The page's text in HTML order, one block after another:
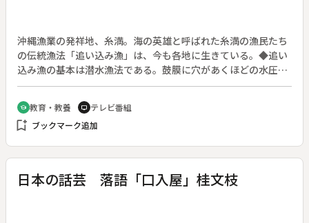
沖縄漁業の発祥地、糸満。海の英雄と呼ばれた糸満の漁民たち
の伝統漁法「追い込み漁」は、今も各地に生きている。◆追い
込み漁の基本は潜水漁法である。鼓膜に穴があくほどの水圧の
中で素もぐりで魚を追い込む役は、年期奉公の少年たちだっ
た。効率的なこの漁法は全国に広まり、潜水法の発達した今日
では東南アジアにも進出した。糸満での漁法を支えたのが、捕
った魚を売る女たちであった事も忘れてはならない。◆糸満の
school 教育・教養 tv テレビ番組
bookmark_add ブックマーク追加
日本の話芸 落語「口入屋」桂文枝